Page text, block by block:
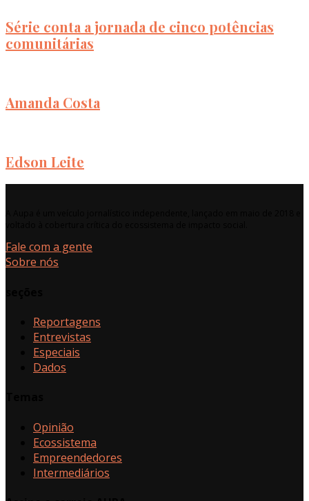
Série conta a jornada de cinco potências
comunitárias
Amanda Costa
Edson Leite
Fale com a gente
Sobre nós
Reportagens
Entrevistas
Especiais
Dados
Opinião
Ecossistema
Empreendedores
Intermediários